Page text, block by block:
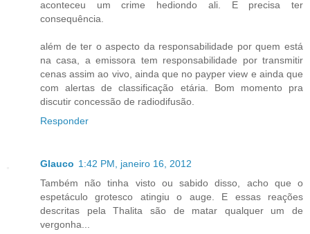
aconteceu um crime hediondo ali. E precisa ter
consequência.
além de ter o aspecto da responsabilidade por quem está
na casa, a emissora tem responsabilidade por transmitir
cenas assim ao vivo, ainda que no payper view e ainda que
com alertas de classificação etária. Bom momento pra
discutir concessão de radiodifusão.
Responder
Glauco 1:42 PM, janeiro 16, 2012
Também não tinha visto ou sabido disso, acho que o
espetáculo grotesco atingiu o auge. E essas reações
descritas pela Thalita são de matar qualquer um de
vergonha...